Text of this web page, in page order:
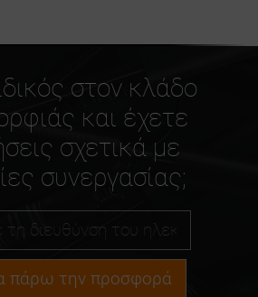
στον κλάδο
και έχετε
σχετικά με
συνεργασίας;
πάρω την προσφορά